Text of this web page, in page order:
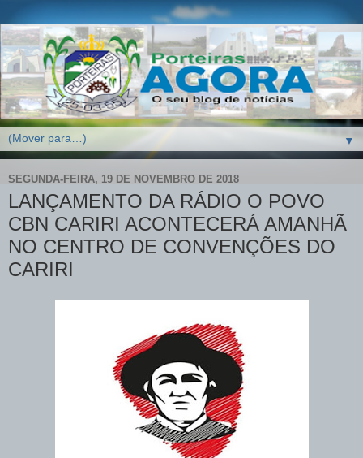
▼
SEGUNDA-FEIRA, 19 DE NOVEMBRO DE 2018
LANÇAMENTO DA RÁDIO O POVO
CBN CARIRI ACONTECERÁ AMANHÃ
NO CENTRO DE CONVENÇÕES DO
CARIRI